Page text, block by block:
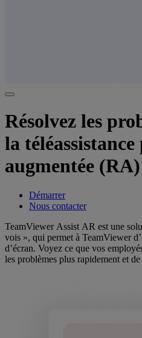
Résolvez les
la
augmentée (RA)
Démarrer
Nous contacter
TeamViewer Assist AR est une
vois », qui permet à TeamViewer
d’écran. Voyez ce que vos
les problèmes plus rapidement et